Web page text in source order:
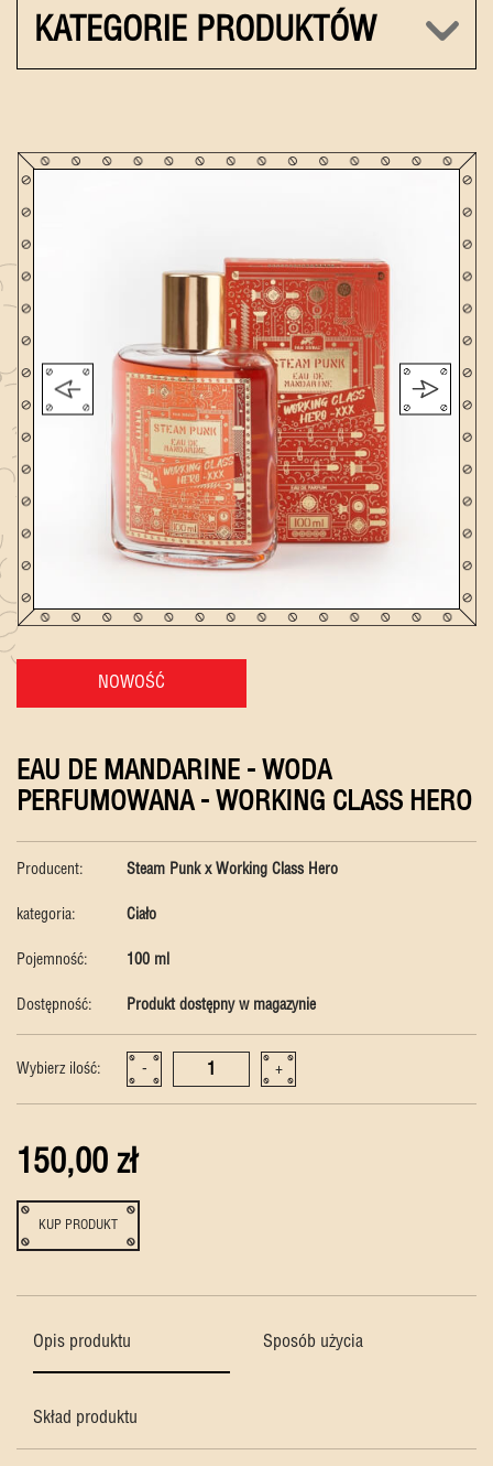
KATEGORIE PRODUKTÓW
NOWOŚĆ
EAU DE MANDARINE - WODA
PERFUMOWANA - WORKING CLASS HERO
Producent: Steam Punk x Working Class Hero
kategoria: Ciało
Pojemność: 100 ml
Dostępność: Produkt dostępny w magazynie
Wybierz ilość: - +
150,00 zł
KUP PRODUKT
Opis produktu Sposób użycia
Skład produktu